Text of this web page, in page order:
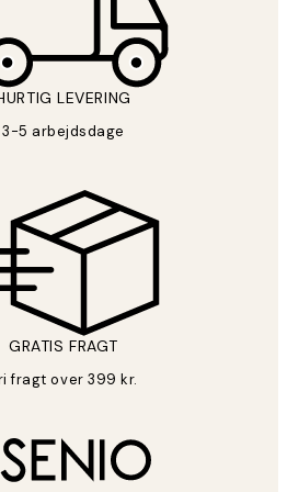
LEVERING
3-5 arbejdsdage
GRATIS FRAGT
fragt over 399 kr.